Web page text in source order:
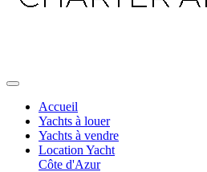
Accueil
Yachts à louer
Yachts à vendre
Location Yacht
Côte d'Azur